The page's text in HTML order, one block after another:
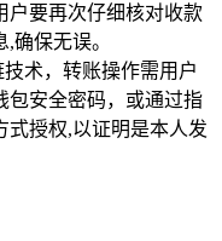
户要再次仔细核对收款
确保无误。
技术，转账操作需用户
包安全密码，或通过指
式授权,以证明是本人发